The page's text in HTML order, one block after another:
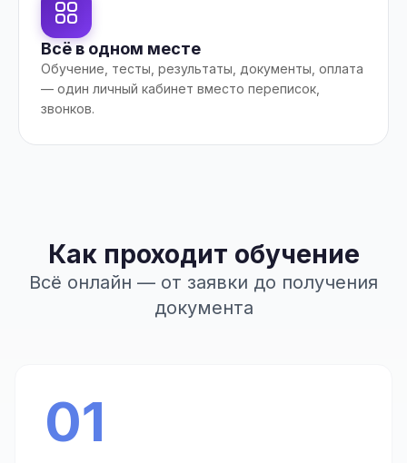
Всё в одном месте
Обучение, тесты, результаты, документы, оплата
— один личный кабинет вместо переписок,
звонков.
Как проходит обучение
Всё онлайн — от заявки до получения
документа
01